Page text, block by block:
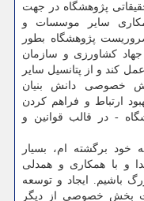
پژوهشگاه در جهت
سایر موسسات و
پژوهشگاه بطور
کشاورزی و سازمان
کند و از پتانسیل سایر
خصوصی دانش بنیان
ارتباط و فراهم کردن
- در قالب قوانین و
خود برگشته ام، بسیار
و با همکاری و همدلی
باشیم. ایجاد و توسعه
بخش خصوصی از دیگر